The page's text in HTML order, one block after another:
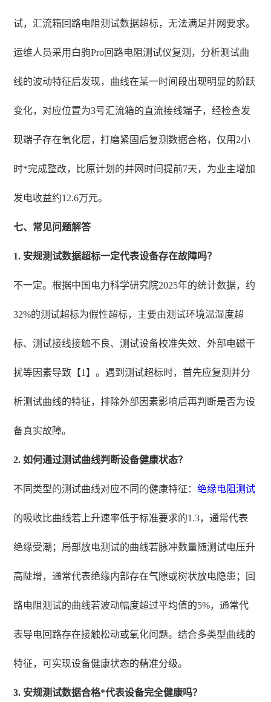
试，汇流箱回路电阻测试数据超标，无法满足并网要求。
运维人员采用白驹Pro回路电阻测试仪复测，分析测试曲
线的波动特征后发现，曲线在某一时间段出现明显的阶跃
变化，对应位置为3号汇流箱的直流接线端子，经检查发
现端子存在氧化层，打磨紧固后复测数据合格，仅用2小
时*完成整改，比原计划的并网时间提前7天，为业主增加
发电收益约12.6万元。
七、常见问题解答
1. 安规测试数据超标一定代表设备存在故障吗？
不一定。根据中国电力科学研究院2025年的统计数据，约
32%的测试超标为假性超标，主要由测试环境温湿度超
标、测试接线接触不良、测试设备校准失效、外部电磁干
扰等因素导致【1】。遇到测试超标时，首先应复测并分
析测试曲线的特征，排除外部因素影响后再判断是否为设
备真实故障。
2. 如何通过测试曲线判断设备健康状态？
不同类型的测试曲线对应不同的健康特征：绝缘电阻测试
的吸收比曲线若上升速率低于标准要求的1.3，通常代表
绝缘受潮；局部放电测试的曲线若脉冲数量随测试电压升
高陡增，通常代表绝缘内部存在气隙或树状放电隐患；回
路电阻测试的曲线若波动幅度超过平均值的5%，通常代
表导电回路存在接触松动或氧化问题。结合多类型曲线的
特征，可实现设备健康状态的精准分级。
3. 安规测试数据合格*代表设备完全健康吗？